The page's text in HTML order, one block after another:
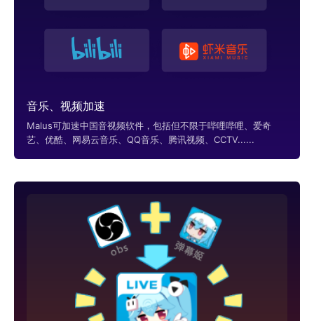
音乐、视频加速
Malus可加速中国音视频软件，包括但不限于哔哩哔哩、爱奇
艺、优酷、网易云音乐、QQ音乐、腾讯视频、CCTV......